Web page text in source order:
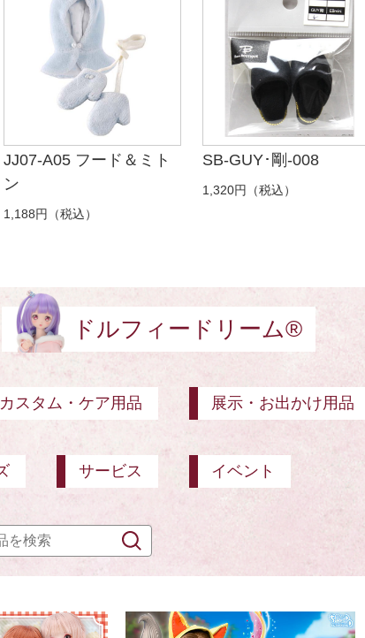
JJ07-A05 フード＆ミト
ン
1,188円（税込）
SB-GUY･剛-008
1,320円（税込）
ドルフィードリーム®
スタム・ケア用品 展示・お出かけ用品
サービス イベント